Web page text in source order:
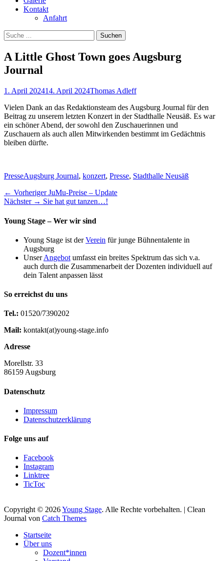
Kontakt
Anfahrt
Suchen
Suchen
nach:
A Little Ghost Town goes Augsburg
Journal
Posted
1. April 202414. April 2024Autor
Thomas Adleff
Vielen Dank an das Redaktionsteam des Augsburg Journal für den
Beitrag zu unserem letzten Konzert in der Stadthalle Neusäß. Es war
ein schöner Abend, der sowohl den Zuschauerinnen und
Zuschauern als auch allen Mitwirkenden bestimmt im Gedächtnis
bleiben dürfte.
Kategorien
PresseSchlagworte
Augsburg Journal, konzert, Presse, Stadthalle Neusäß
Beitragsnavigation
← Vorheriger Vorheriger
Beitrag:
JuMu-Preise – Update
Nächster → Nächster
Sie hat gut tanzen…!
Young Stage – Wer wir sind
Young Stage ist derVerein für junge Bühnentalente in
Augsburg
UnserAngebot umfasst ein breites Spektrum das sich v.a.
auch durch die Zusammenarbeit der Dozenten individuell auf
dein Talent anpassen lässt
So erreichst du uns
Tel.: 01520/7390202
Mail: kontakt(at)young-stage.info
Adresse
Morellstr. 33
86159 Augsburg
Datenschutz
Impressum
Datenschutzerklärung
Folge uns auf
Facebook
Instagram
Linktree
TicToc
Copyright © 2026Young Stage. Alle Rechte vorbehalten. | Clean
Journal von Catch Themes
oben
scrollen
Startseite
Über uns
Dozent*innen